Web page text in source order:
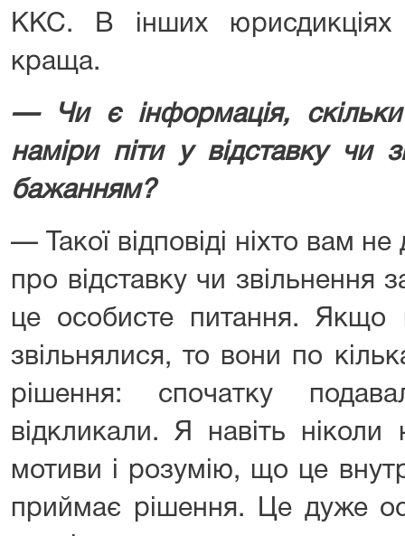
ККС. В інших юрисдикціях
краща.
— Чи є інформація,
наміри піти у відставку чи
бажанням?
— Такої відповіді ніхто вам
про відставку чи
це особисте питання. Якщо
звільнялися, то вони по
рішення: спочатку
відкликали. Я навіть
мотиви і розумію, що це
приймає рішення. Це дуже